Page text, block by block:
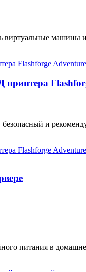
виртуальные
и
питания в